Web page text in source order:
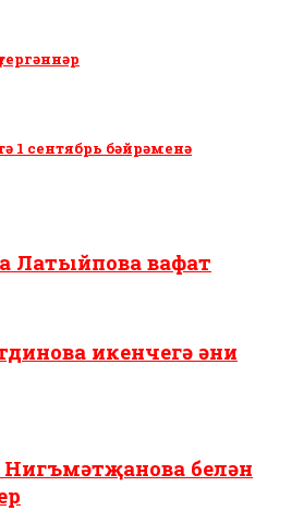
1 сентябрь бәйрәменә
Латыйпова вафат
икенчегә әни
белән